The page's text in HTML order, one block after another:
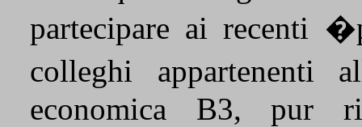
partecipare ai recenti
colleghi
economica B3, pur